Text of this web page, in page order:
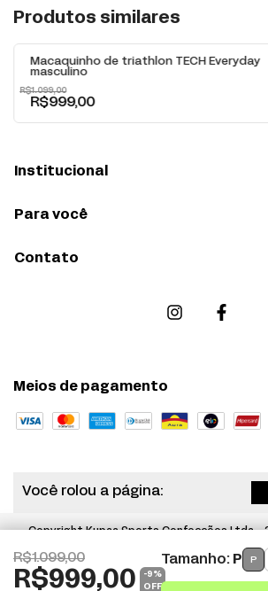
R$1.099,00
R$999,00 -9 %
OFF
Tamanho: P P
Produtos similares
Macaquinho de triathlon TECH Everyday
masculino
R$1.099,00
R$999,00
+
Institucional
Para você
Contato
Meios de pagamento
Você rolou a página:
Copyright Kupaa Sports Confecções Ltda -